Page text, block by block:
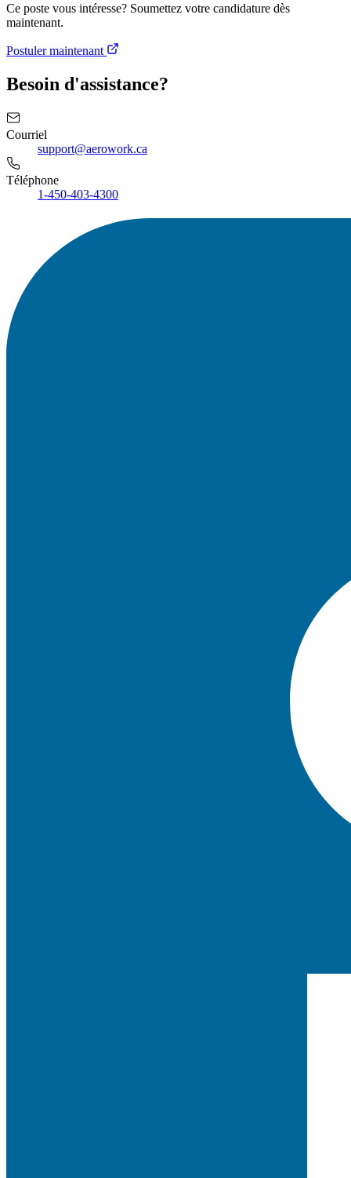
Ce poste vous intéresse? Soumettez votre candidature dès
maintenant.
Postuler maintenant
Besoin d'assistance?
Courriel
support@aerowork.ca
Téléphone
1-450-403-4300